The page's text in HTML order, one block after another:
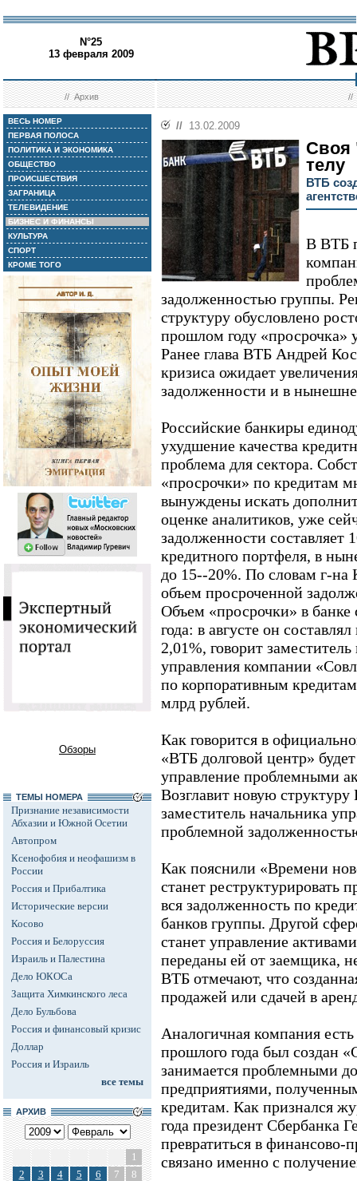
N°25
13 февраля 2009
//Архив //
ВЕСЬ НОМЕР
ПЕРВАЯ ПОЛОСА
ПОЛИТИКА И ЭКОНОМИКА
ОБЩЕСТВО
ПРОИСШЕСТВИЯ
ЗАГРАНИЦА
ТЕЛЕВИДЕНИЕ
БИЗНЕС И ФИНАНСЫ
КУЛЬТУРА
СПОРТ
КРОМЕ ТОГО
Обзоры
ТЕМЫ НОМЕРА
Признание независимости
Абхазии и Южной Осетии
Автопром
Ксенофобия и неофашизм в
России
Россия и Прибалтика
Исторические версии
Косово
Россия и Белоруссия
Израиль и Палестина
Дело ЮКОСа
Защита Химкинского леса
Дело Бульбова
Россия и финансовый кризис
Доллар
Россия и Израиль
все темы
АРХИВ
1
2
3 4 5 6 7
8
// 13.02.2009
Своя
телу
ВТБ
В ВТБ
задолженностью группы.
структуру обусловлено
прошлом году «просрочка»
Ранее глава ВТБ Андрей
кризиса ожидает
задолженности и в
Российские банкиры
ухудшение качества
проблема для сектора.
«просрочки» по кредитам
вынуждены искать
оценке аналитиков, уже
задолженности составляет
кредитного портфеля, в
до 15--20%. По словам г-на
объем просроченной
Объем «просрочки» в банке
года: в августе он
2,01%, говорит
управления компании
по корпоративным
млрд рублей.
Как говорится в
«ВТБ долговой центр»
управление проблемными
Возглавит новую
заместитель начальника
проблемной
Как пояснили «Времени
станет реструктурировать
вся задолженность по
банков группы. Другой
станет управление
переданы ей от заемщика,
ВТБ отмечают, что
продажей или сдачей в
Аналогичная компания
прошлого года был создан
занимается проблемными
предприятиями,
кредитам. Как признался
года президент Сбербанка
превратиться в
связано именно с